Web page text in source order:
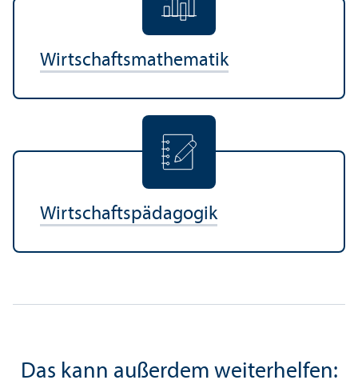
Wirtschafts­mathematik
Wirtschafts­pädagogik
Das kann außerdem weiterhelfen: